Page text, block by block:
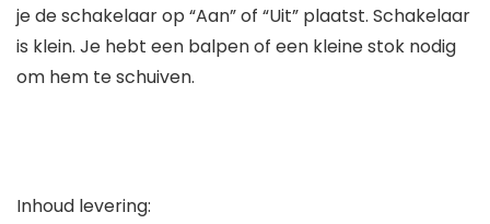
je de schakelaar op “Aan” of “Uit” plaatst. Schakelaar
is klein. Je hebt een balpen of een kleine stok nodig
om hem te schuiven.
Inhoud levering: